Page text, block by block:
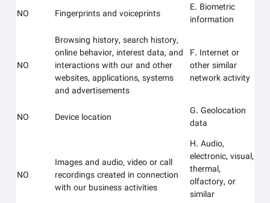
E. Biometric
information
Fingerprints and voiceprints
NO
F. Internet or
other similar
network activity
Browsing history, search history,
online behavior, interest data, and
interactions with our and other
websites, applications, systems
and advertisements
NO
G. Geolocation
data
Device location
NO
H. Audio,
electronic, visual,
thermal,
olfactory, or
similar
Images and audio, video or call
recordings created in connection
with our business activities
NO